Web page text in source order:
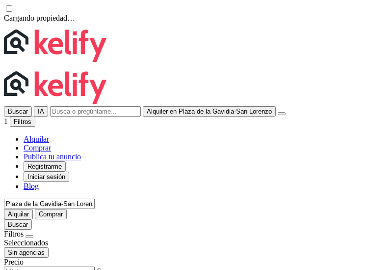
Cargando propiedad…
Buscar IA Alquiler en Plaza de la Gavidia-San Lorenzo
1 Filtros
Alquilar
Comprar
Publica tu anuncio
Registrarme
Iniciar sesión
Blog
Alquilar
Comprar
Buscar
Filtros
Seleccionados
Sin agencias
Precio